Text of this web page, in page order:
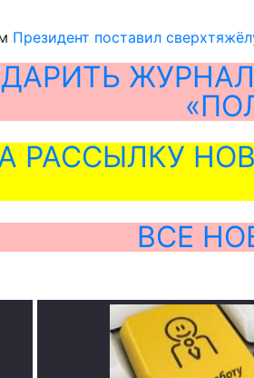
Президент поставил
РАССЫЛКУ
ВСЕ